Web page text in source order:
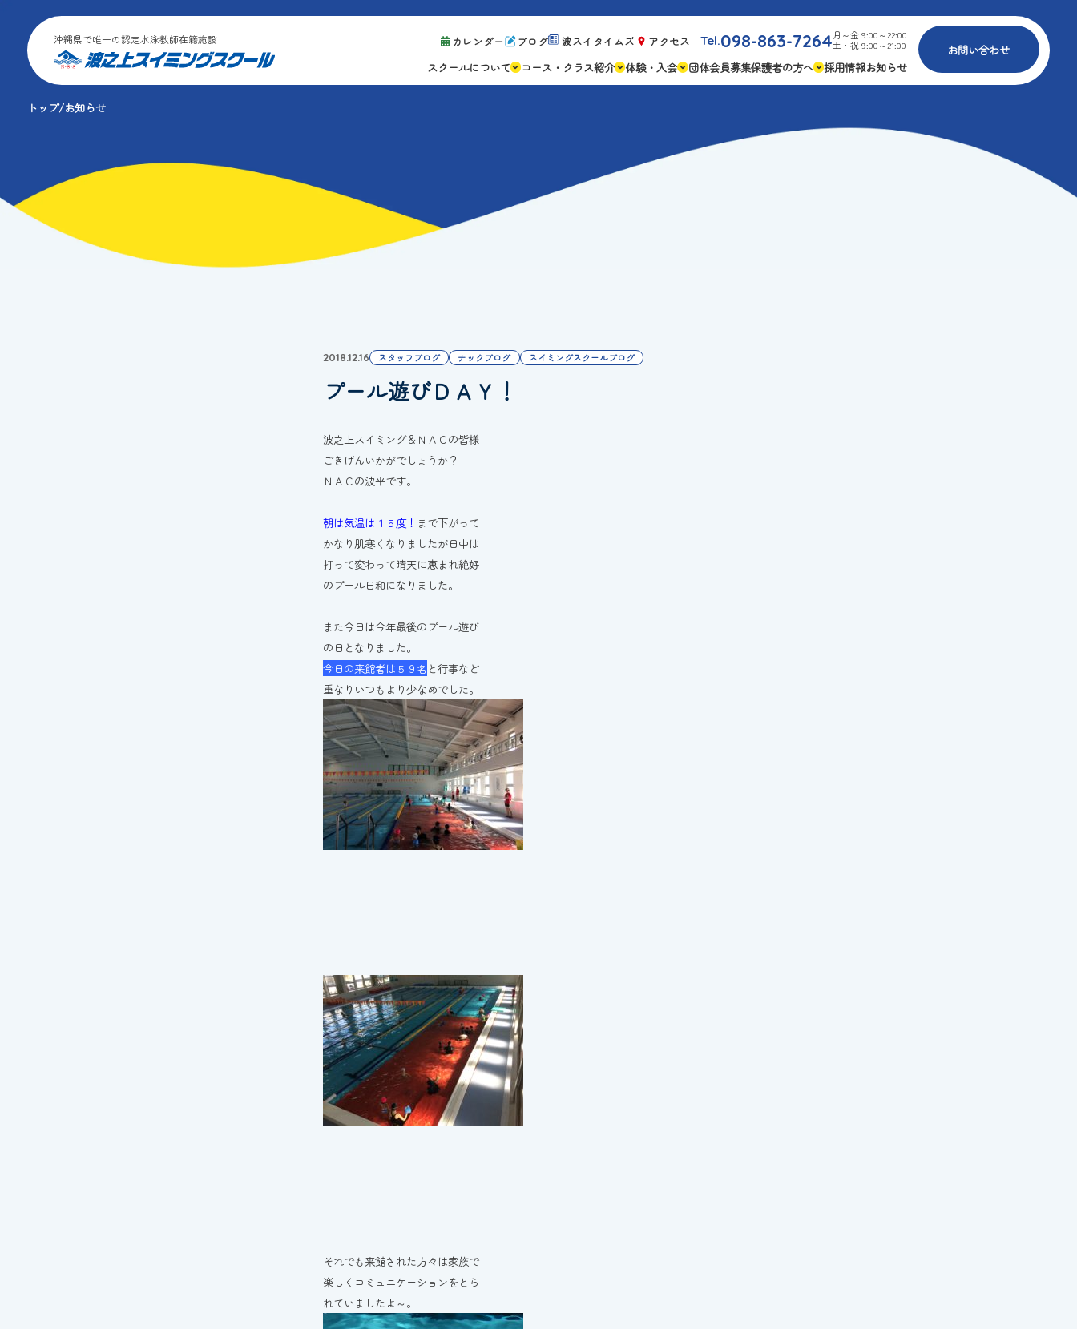
沖縄県で唯一の認定水泳教師在籍施設 カレンダー ブログ 波スイタイムズ アクセス Tel.098-863-7264月～金 9:00～22:00
土・祝 9:00～21:00
お問い合わせ
スクールについて
コース・クラス紹介 体験・入会
キャンペーン情報
よくある質問
団体会員募集保護者の方へ
ゴールデンエイジ
採用情報お知らせ
トップ お知らせ
2018.12.16 スタッフブログ ナックブログ スイミングスクールブログ
プール遊びＤＡＹ！
波之上スイミング＆ＮＡＣの皆様
ごきげんいかがでしょうか？
ＮＡＣの波平です。
朝は気温は１５度！ まで下がって
かなり肌寒くなりましたが日中は
打って変わって晴天に恵まれ絶好
のプール日和になりました。
また今日は今年最後のプール遊び
の日となりました。
今日の来館者は５９名 と行事など
重なりいつもより少なめでした。
それでも来館された方々は家族で
楽しくコミュニケーションをとら
れていましたよ～。